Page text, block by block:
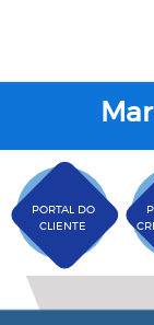
PORTAL DO
CLIENTE
Plano